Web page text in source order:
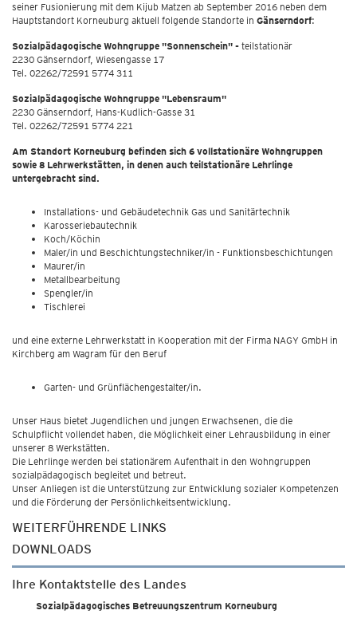
seiner Fusionierung mit dem Kijub Matzen ab September 2016 neben dem
Hauptstandort Korneuburg aktuell folgende Standorte in Gänserndorf:
Sozialpädagogische Wohngruppe "Sonnenschein" - teilstationär
2230 Gänserndorf, Wiesengasse 17
Tel. 02262/72591 5774 311
Sozialpädagogische Wohngruppe "Lebensraum"
2230 Gänserndorf, Hans-Kudlich-Gasse 31
Tel. 02262/72591 5774 221
Am Standort Korneuburg befinden sich 6 vollstationäre Wohngruppen
sowie 8 Lehrwerkstätten, in denen auch teilstationäre Lehrlinge
untergebracht sind.
Installations- und Gebäudetechnik Gas und Sanitärtechnik
Karosseriebautechnik
Koch/Köchin
Maler/in und Beschichtungstechniker/in - Funktionsbeschichtungen
Maurer/in
Metallbearbeitung
Spengler/in
Tischlerei
und eine externe Lehrwerkstatt in Kooperation mit der Firma NAGY GmbH in
Kirchberg am Wagram für den Beruf
Garten- und Grünflächengestalter/in.
Unser Haus bietet Jugendlichen und jungen Erwachsenen, die die
Schulpflicht vollendet haben, die Möglichkeit einer Lehrausbildung in einer
unserer 8 Werkstätten.
Die Lehrlinge werden bei stationärem Aufenthalt in den Wohngruppen
sozialpädagogisch begleitet und betreut.
Unser Anliegen ist die Unterstützung zur Entwicklung sozialer Kompetenzen
und die Förderung der Persönlichkeitsentwicklung.
WEITERFÜHRENDE LINKS
DOWNLOADS
Ihre Kontaktstelle des Landes
Sozialpädagogisches Betreuungszentrum Korneuburg